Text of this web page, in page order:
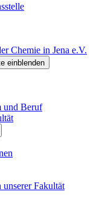
Chemie in Jena e.V.
einblenden
und Beruf
unserer Fakultät